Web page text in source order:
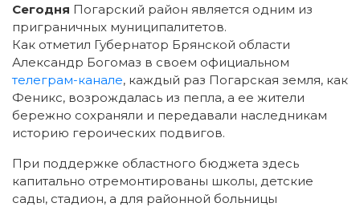
Сегодня Погарский район является одним из
приграничных муниципалитетов.
Как отметил Губернатор Брянской области
Александр Богомаз в своем официальном
телеграм-канале, каждый раз Погарская земля, как
Феникс, возрождалась из пепла, а ее жители
бережно сохраняли и передавали наследникам
историю героических подвигов.
При поддержке областного бюджета здесь
капитально отремонтированы школы, детские
сады, стадион, а для районной больницы